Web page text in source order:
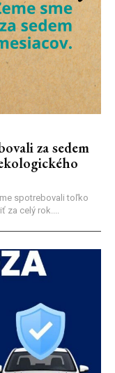
za sedem
spotrebovali toľko
za celý rok....